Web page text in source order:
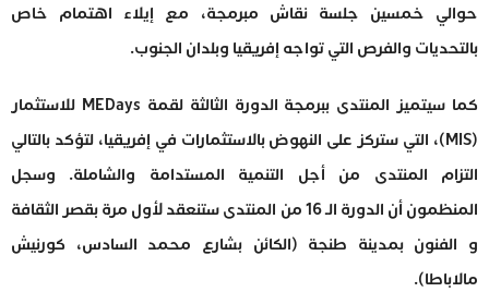
حوالي خمسين جلسة نقاش مبرمجة، مع إيلاء اهتمام خاص
بالتحديات والفرص التي تواجه إفريقيا وبلدان الجنوب.
كما سيتميز المنتدى ببرمجة الدورة الثالثة لقمة MEDays للاستثمار
(MIS)، التي ستركز على النهوض بالاستثمارات في إفريقيا، لتؤكد بالتالي
التزام المنتدى من أجل التنمية المستدامة والشاملة. وسجل
المنظمون أن الدورة الـ 16 من المنتدى ستنعقد لأول مرة بقصر الثقافة
و الفنون بمدينة طنجة (الكائن بشارع محمد السادس، كورنيش
مالاباطا).